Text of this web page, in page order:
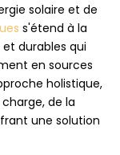
solaire et de
s'étend à la
durables qui
en sources
holistique,
de la
une solution